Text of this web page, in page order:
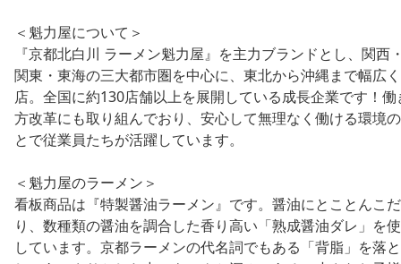
＜魁力屋について＞
『京都北白川 ラーメン魁力屋』を主力ブランドとし、関西
関東・東海の三大都市圏を中心に、東北から沖縄まで幅広
店。全国に約130店舗以上を展開している成長企業です！働
方改革にも取り組んでおり、安心して無理なく働ける環境
とで従業員たちが活躍しています。
＜魁力屋のラーメン＞
看板商品は『特製醤油ラーメン』です。醤油にとことんこ
り、数種類の醤油を調合した香り高い「熟成醤油ダレ」を
しています。京都ラーメンの代名詞でもある「背脂」を落と